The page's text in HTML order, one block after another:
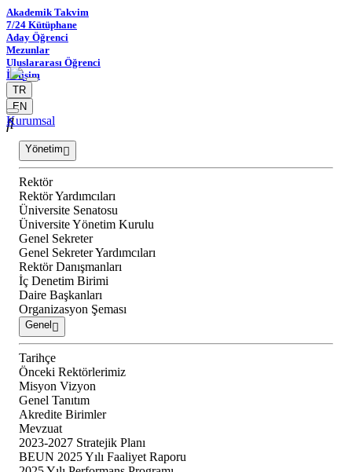
Akademik Takvim
7/24 Kütüphane
Aday Öğrenci
Mezunlar
Uluslararası Öğrenci
İletişim
TR
EN
Kurumsal
Yönetim
Rektör
Rektör Yardımcıları
Üniversite Senatosu
Üniversite Yönetim Kurulu
Genel Sekreter
Genel Sekreter Yardımcıları
Rektör Danışmanları
İç Denetim Birimi
Daire Başkanları
Organizasyon Şeması
Genel
Tarihçe
Önceki Rektörlerimiz
Misyon Vizyon
Genel Tanıtım
Akredite Birimler
Mevzuat
2023-2027 Stratejik Planı
BEUN 2025 Yılı Faaliyet Raporu